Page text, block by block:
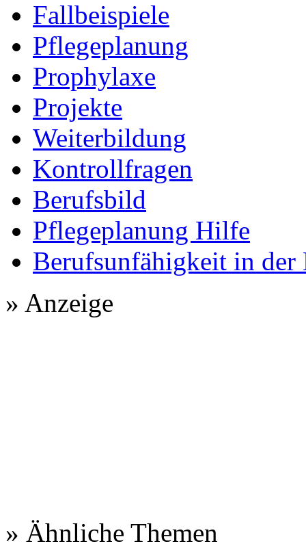
Fallbeispiele
Pflegeplanung
Prophylaxe
Projekte
Weiterbildung
Kontrollfragen
Berufsbild
Pflegeplanung Hilfe
Berufsunfähigkeit in der
» Anzeige
» Ähnliche Themen